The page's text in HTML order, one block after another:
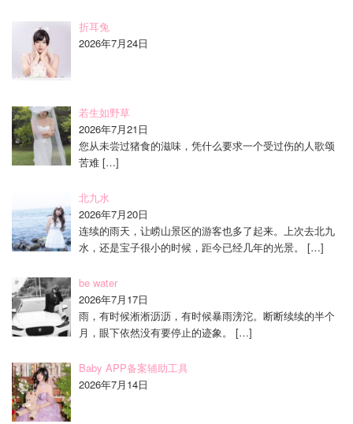
折耳兔
2026年7月24日
若生如野草
2026年7月21日
您从未尝过猪食的滋味，凭什么要求一个受过伤的人歌颂
苦难[…]
北九水
2026年7月20日
连续的雨天，让崂山景区的游客也多了起来。上次去北九
水，还是宝子很小的时候，距今已经几年的光景。
[…]
be water
2026年7月17日
雨，有时候淅淅沥沥，有时候暴雨滂沱。断断续续的半个
月，眼下依然没有要停止的迹象。
[…]
Baby APP备案辅助工具
2026年7月14日